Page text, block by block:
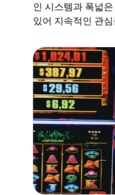
인 시스템과 폭넓
있어 지속적인 관